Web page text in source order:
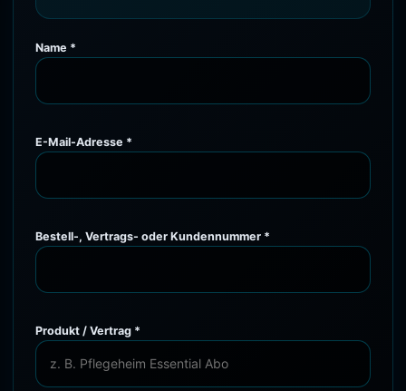
Name *
E-Mail-Adresse *
Bestell-, Vertrags- oder Kundennummer *
Produkt / Vertrag *